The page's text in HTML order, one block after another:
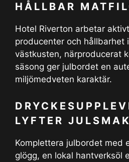
HÅLLBAR
Hotel Riverton arbetar
producenter och hållbarhet
västkusten, närproducerat
säsong ger julbordet en
miljömedveten karaktär.
LYFTER
Komplettera julbordet med
glögg, en lokal hantverksöl